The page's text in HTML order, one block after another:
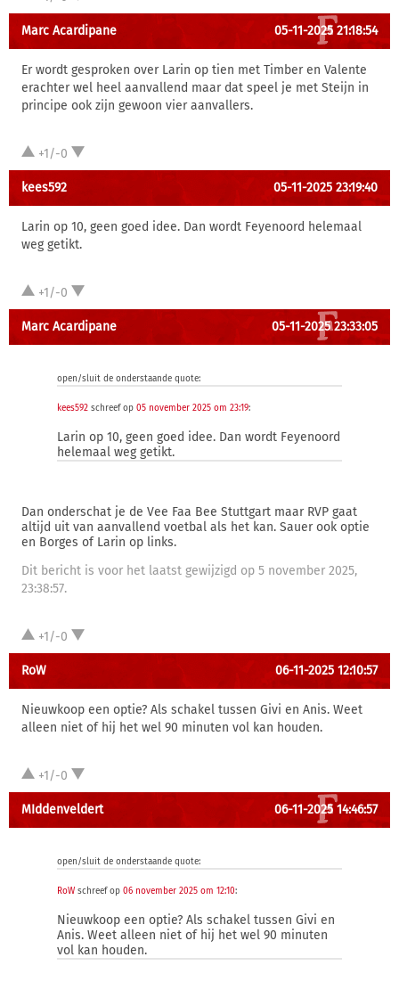
Marc Acardipane 05-11-2025 21:18:54
Er wordt gesproken over Larin op tien met Timber en Valente
erachter wel heel aanvallend maar dat speel je met Steijn in
principe ook zijn gewoon vier aanvallers.
+1/-0
kees592 05-11-2025 23:19:40
Larin op 10, geen goed idee. Dan wordt Feyenoord helemaal
weg getikt.
+1/-0
Marc Acardipane 05-11-2025 23:33:05
open/sluit de onderstaande quote:
kees592 schreef op 05 november 2025 om 23:19:
Larin op 10, geen goed idee. Dan wordt Feyenoord
helemaal weg getikt.
Dan onderschat je de Vee Faa Bee Stuttgart maar RVP gaat
altijd uit van aanvallend voetbal als het kan. Sauer ook optie
en Borges of Larin op links.
Dit bericht is voor het laatst gewijzigd op 5 november 2025,
23:38:57.
+1/-0
RoW 06-11-2025 12:10:57
Nieuwkoop een optie? Als schakel tussen Givi en Anis. Weet
alleen niet of hij het wel 90 minuten vol kan houden.
+1/-0
MIddenveldert 06-11-2025 14:46:57
open/sluit de onderstaande quote:
RoW schreef op 06 november 2025 om 12:10:
Nieuwkoop een optie? Als schakel tussen Givi en
Anis. Weet alleen niet of hij het wel 90 minuten
vol kan houden.